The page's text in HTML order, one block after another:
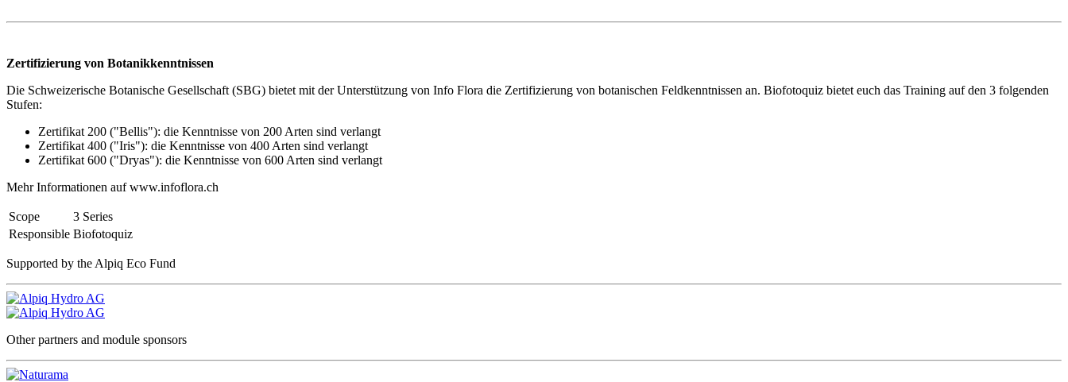
Zertifizierung von Botanikkenntnissen
Die Schweizerische Botanische Gesellschaft (SBG) bietet mit der Unterstützung von Info Flora die Zertifizierung von botanischen Feldkenntnissen an. Biofotoquiz bietet euch das Training auf den 3 folgenden
Stufen:
Zertifikat 200 ("Bellis"): die Kenntnisse von 200 Arten sind verlangt
Zertifikat 400 ("Iris"): die Kenntnisse von 400 Arten sind verlangt
Zertifikat 600 ("Dryas"): die Kenntnisse von 600 Arten sind verlangt
Mehr Informationen auf www.infoflora.ch
Scope
3 Series
Responsible Biofotoquiz
Supported by the Alpiq Eco Fund
Other partners and module sponsors